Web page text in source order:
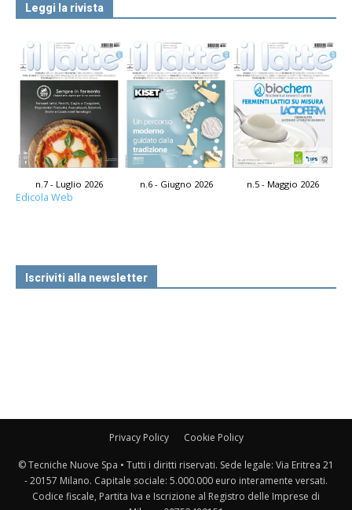
Leggi la rivista
n.7 - Luglio 2026 n.6 - Giugno 2026 n.5 - Maggio 2026
Edicola Web
Iscriviti alla newsletter
Privacy Policy Cookie Policy
© Tecniche Nuove Spa • Tutti i diritti riservati. Sede legale: Via Eritrea 21
- 20157 Milano. Capitale sociale: 5.000.000 euro interamente versati.
Codice fiscale, Partita Iva e Iscrizione al Registro delle Imprese di